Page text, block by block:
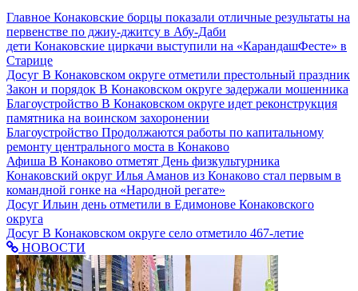
Главное Конаковские борцы показали отличные результаты на
первенстве по джиу-джитсу в Абу-Даби
дети Конаковские циркачи выступили на «КарандашФесте» в
Старице
Досуг В Конаковском округе отметили престольный праздник
Закон и порядок В Конаковском округе задержали мошенника
Благоустройство В Конаковском округе идет реконструкция
памятника на воинском захоронении
Благоустройство Продолжаются работы по капитальному
ремонту центрального моста в Конаково
Афиша В Конаково отметят День физкультурника
Конаковский округ Илья Аманов из Конаково стал первым в
командной гонке на «Народной регате»
Досуг Ильин день отметили в Едимонове Конаковского
округа
Досуг В Конаковском округе село отметило 467-летие
НОВОСТИ